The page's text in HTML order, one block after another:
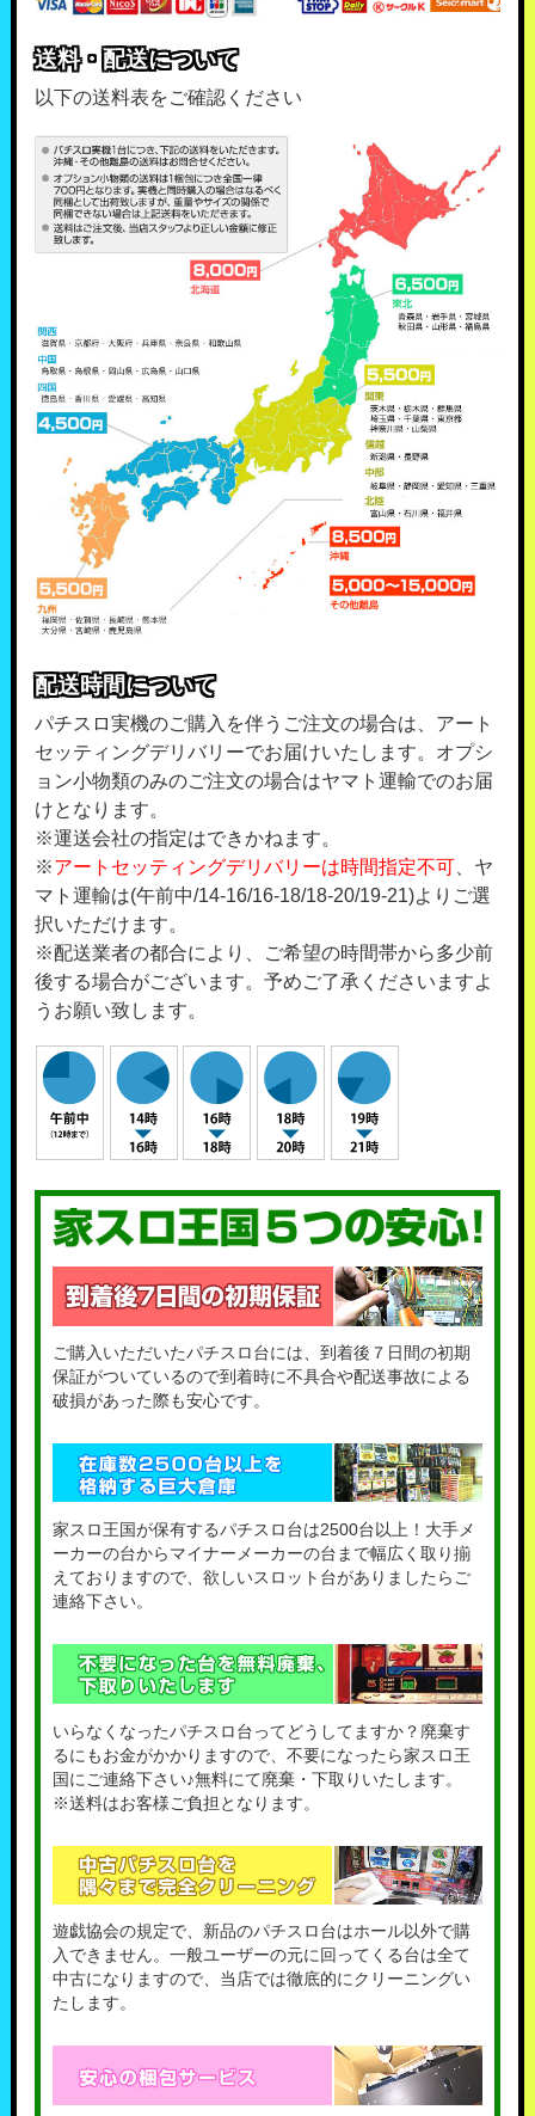
送料・配送について
以下の送料表をご確認ください
配送時間について
パチスロ実機のご購入を伴うご注文の場合は、アート
セッティングデリバリーでお届けいたします。オプシ
ョン小物類のみのご注文の場合はヤマト運輸でのお届
けとなります。
※運送会社の指定はできかねます。
※アートセッティングデリバリーは時間指定不可、ヤ
マト運輸は(午前中/14-16/16-18/18-20/19-21)よりご選
択いただけます。
※配送業者の都合により、ご希望の時間帯から多少前
後する場合がございます。予めご了承くださいますよ
うお願い致します。
ご購入いただいたパチスロ台には、到着後７日間の初期
保証がついているので到着時に不具合や配送事故による
破損があった際も安心です。
家スロ王国が保有するパチスロ台は2500台以上！大手メ
ーカーの台からマイナーメーカーの台まで幅広く取り揃
えておりますので、欲しいスロット台がありましたらご
連絡下さい。
いらなくなったパチスロ台ってどうしてますか？廃棄す
るにもお金がかかりますので、不要になったら家スロ王
国にご連絡下さい♪無料にて廃棄・下取りいたします。
※送料はお客様ご負担となります。
遊戯協会の規定で、新品のパチスロ台はホール以外で購
入できません。一般ユーザーの元に回ってくる台は全て
中古になりますので、当店では徹底的にクリーニングい
たします。